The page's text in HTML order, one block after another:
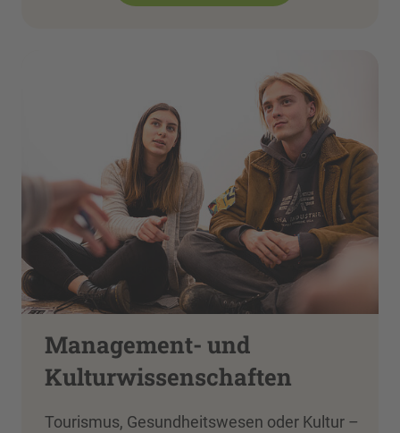
Management- und
Kulturwissenschaften
Tourismus, Gesundheitswesen oder Kultur –